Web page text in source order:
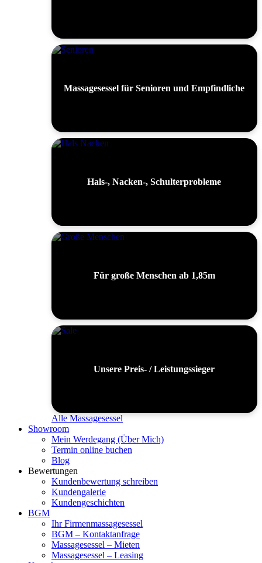
Massagesessel für Senioren und Empfindliche
Hals-, Nacken-, Schulterprobleme
Für große Menschen ab 1,85m
Unsere Preis- / Leistungssieger
Alle Massagesessel
Showroom
Mein Werdegang (Über Mich)
Termin online buchen
Blog
Bewertungen
Kundenbewertung schreiben
Kundengalerie
Kundengeschichten
BGM
Ihr Firmenmassagesessel
BGM – Kontaktanfrage
Massagesessel – Mieten
Massagesessel – Leasing